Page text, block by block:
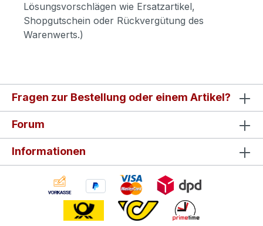
Lösungsvorschlägen wie Ersatzartikel,
Shopgutschein oder Rückvergütung des
Warenwerts.)
Fragen zur Bestellung oder einem Artikel?
Forum
Informationen